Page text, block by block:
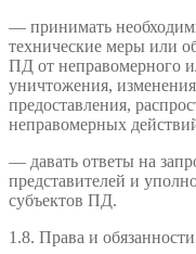
— принимать
технические меры или
ПД от неправомерного
уничтожения,
предоставления,
неправомерных
— давать ответы на
представителей и
субъектов ПД.
1.8. Права и